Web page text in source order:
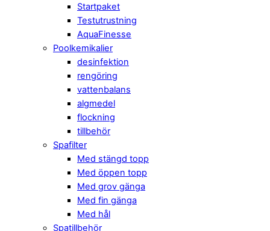
Startpaket
Testutrustning
AquaFinesse
Poolkemikalier
desinfektion
rengöring
vattenbalans
algmedel
flockning
tillbehör
Spafilter
Med stängd topp
Med öppen topp
Med grov gänga
Med fin gänga
Med hål
Spatillbehör